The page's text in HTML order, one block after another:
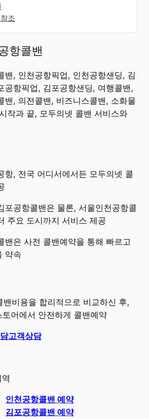
조
항콜밴
밴, 인천공항픽업, 인천공항샌딩, 김
공항픽업, 김포공항샌딩, 여행콜밴,
밴, 의전콜밴, 비즈니스콜밴, 소화물
작과 끝, 모두의넷 콜밴 서비스와
항, 전국 어디서에서든 모두의넷 콜
포공항콜밴은 물론, 서울인천공항콜
주요 도시까지 서비스 제공
밴은 사전 콜밴예약을 통해 빠르고
약속
밴비용을 합리적으로 비교하신 후,
어에서 안전하게 콜밴예약
고객상담
인천공항콜밴 예약
김포공항콜밴 예약